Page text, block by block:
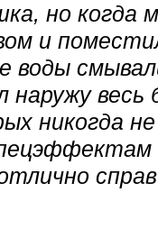
но когда
и
воды
наружу
никогда